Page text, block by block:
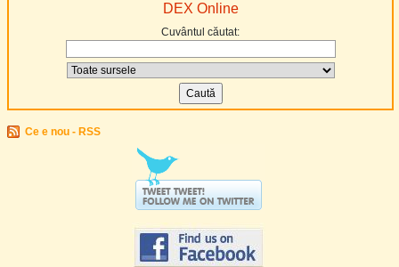
DEX Online
Cuvântul căutat:
Ce e nou - RSS